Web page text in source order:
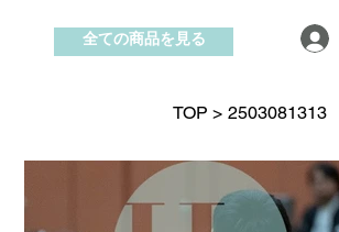
全ての商品を見る
TOP > 2503081313